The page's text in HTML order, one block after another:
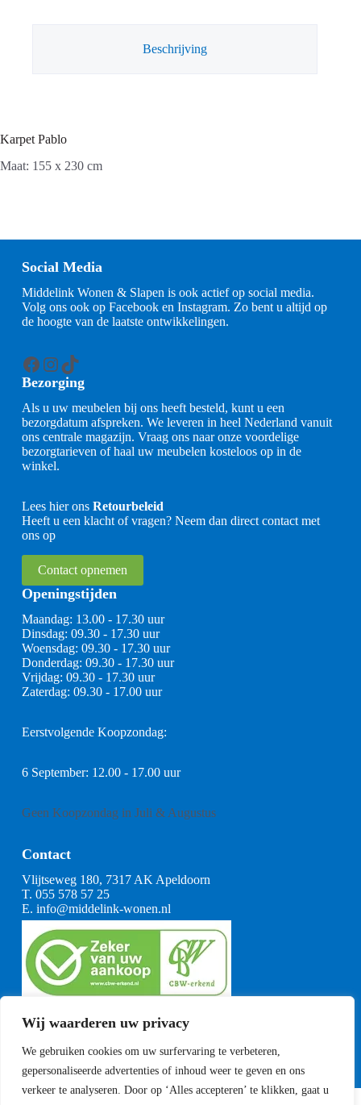
Wij waarderen uw privacy
We gebruiken cookies om uw surfervaring te verbeteren,
gepersonaliseerde advertenties of inhoud weer te geven en ons
verkeer te analyseren. Door op ‘Alles accepteren’ te klikken, gaat u
Beschrijving
Karpet Pablo
Maat: 155 x 230 cm
Social Media
Middelink Wonen & Slapen is ook actief op social media.
Volg ons ook op Facebook en Instagram. Zo bent u altijd op
de hoogte van de laatste ontwikkelingen.
Facebook
Instagram
TikTok
Bezorging
Als u uw meubelen bij ons heeft besteld, kunt u een
bezorgdatum afspreken. We leveren in heel Nederland vanuit
ons centrale magazijn. Vraag ons naar onze voordelige
bezorgtarieven of haal uw meubelen kosteloos op in de
winkel.
Lees hier ons Retourbeleid
Heeft u een klacht of vragen? Neem dan direct contact met
ons op
Contact opnemen
Openingstijden
Maandag: 13.00 - 17.30 uur
Dinsdag: 09.30 - 17.30 uur
Woensdag: 09.30 - 17.30 uur
Donderdag: 09.30 - 17.30 uur
Vrijdag: 09.30 - 17.30 uur
Zaterdag: 09.30 - 17.00 uur
Eerstvolgende Koopzondag:
6 September: 12.00 - 17.00 uur
Geen Koopzondag in Juli & Augustus
Contact
Vlijtseweg 180, 7317 AK Apeldoorn
T. 055 578 57 25
E. info@middelink-wonen.nl
KvK: 08164360
BTW: NL001377739B29
Algemene voorwaarden
CBW voorwaarden